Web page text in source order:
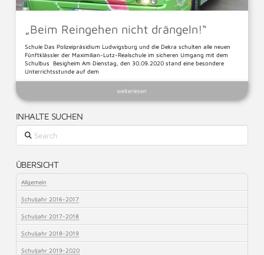
„Beim Reingehen nicht drängeln!“
Schule Das Polizeipräsidium Ludwigsburg und die Dekra schulten alle neuen
Fünftklässler der Maximilian-Lutz-Realschule im sicheren Umgang mit dem
Schulbus Besigheim Am Dienstag, den 30.09.2020 stand eine besondere
Unterrichtsstunde auf dem
weiterlesen
INHALTE SUCHEN
ÜBERSICHT
Allgemein
Schuljahr 2016-2017
Schuljahr 2017-2018
Schuljahr 2018-2019
Schuljahr 2019-2020